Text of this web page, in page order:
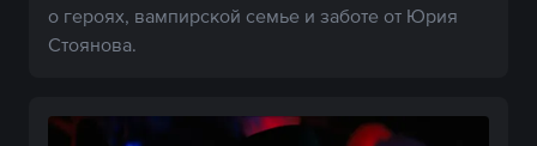
о героях, вампирской семье и заботе от Юрия
Стоянова.